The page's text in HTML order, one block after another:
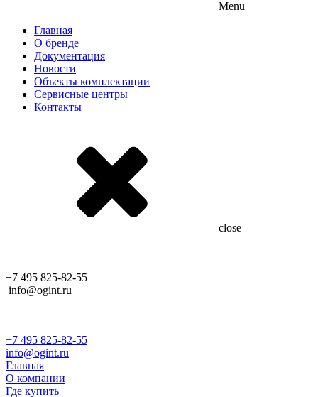
Menu
Главная
О бренде
Документация
Новости
Объекты комплектации
Сервисные центры
Контакты
close
+7 495 825-82-55
info@ogint.ru
+7 495 825-82-55
info@ogint.ru
Главная
О компании
Где купить